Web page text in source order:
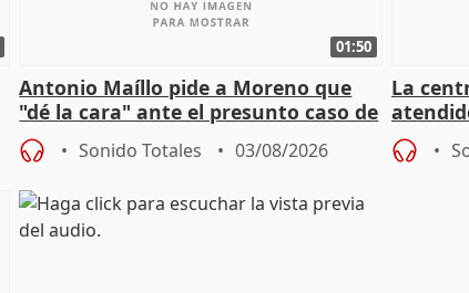
01:50
Antonio Maíllo pide a Moreno que
"dé la cara" ante el presunto caso de
acoso del CEO de ADM
Sonido Totales 03/08/2026
La
de